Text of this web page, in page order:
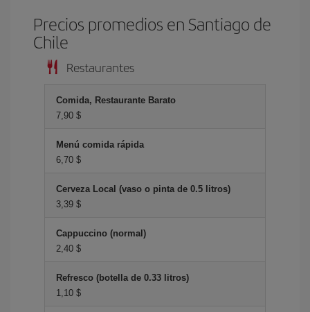
Precios promedios en Santiago de
Chile
Restaurantes
Comida, Restaurante Barato
7,90 $
Menú comida rápida
6,70 $
Cerveza Local (vaso o pinta de 0.5 litros)
3,39 $
Cappuccino (normal)
2,40 $
Refresco (botella de 0.33 litros)
1,10 $